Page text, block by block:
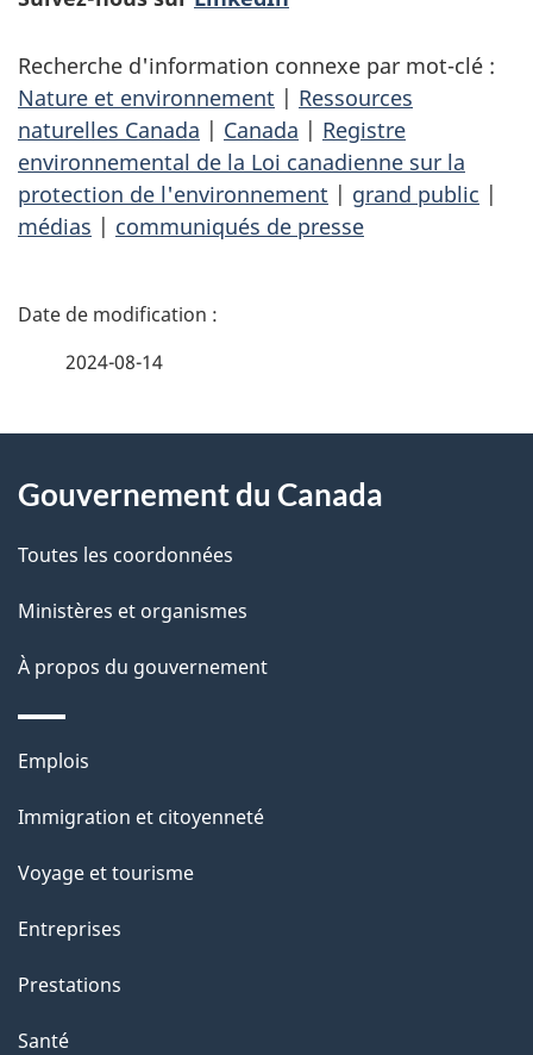
Recherche d'information connexe par mot-clé :
Nature et environnement | Ressources
naturelles Canada | Canada | Registre
environnemental de la Loi canadienne sur la
protection de l'environnement | grand public |
médias | communiqués de presse
D
i
l
s
d
e
l
a
p
a
g
e
2024-08-14
propos
de
ce
site
Gouvernement du Canada
Toutes les coordonnées
Ministères et organismes
À propos du gouvernement
Thèmes
sujets
Emplois
Immigration et citoyenneté
Voyage et tourisme
Entreprises
Prestations
Santé